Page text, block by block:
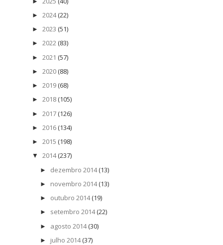
► 2024 (22)
► 2023 (51)
► 2022 (83)
► 2021 (57)
► 2020 (88)
► 2019 (68)
► 2018 (105)
► 2017 (126)
► 2016 (134)
► 2015 (198)
▼ 2014 (237)
► dezembro 2014 (13)
► novembro 2014 (13)
► outubro 2014 (19)
► setembro 2014 (22)
► agosto 2014 (30)
► julho 2014 (37)